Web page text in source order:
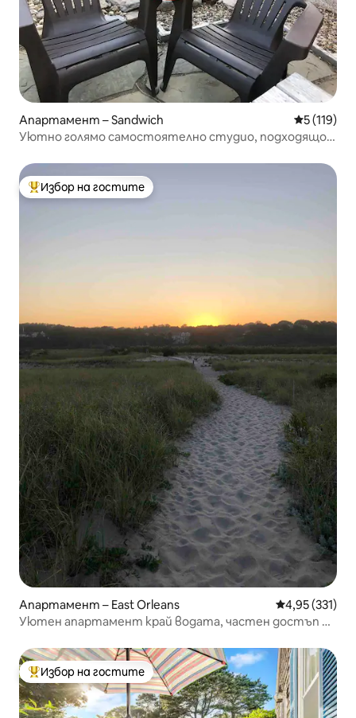
Апартамент – Sandwich Средна
5 (119)
Уютно голямо самостоятелно студио, подходящо
Най-популярен избор на гостите
Избор на гостите
Апартамент – East Orleans Средна
4,95 (331)
Уютен апартамент край водата, частен достъп до
Най-популярен избор на гостите
Избор на гостите